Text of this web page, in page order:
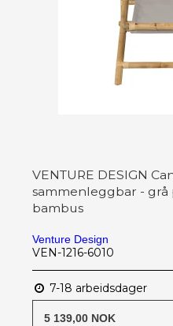
VENTURE DESIGN
sammenleggbar -
bambus
Venture Design
VEN-1216-6010
7-18 arbeidsdager
5 139,00 NOK